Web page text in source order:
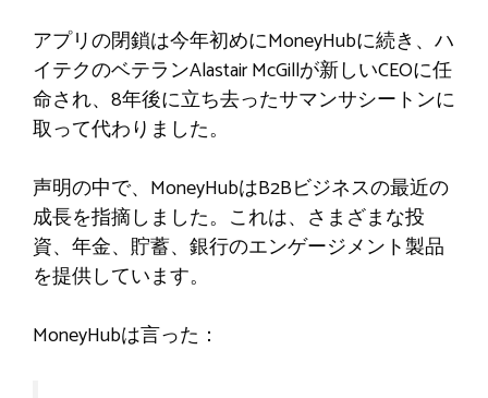
アプリの閉鎖は今年初めにMoneyHubに続き、ハ
イテクのベテランAlastair McGillが新しいCEOに任
命され、8年後に立ち去ったサマンサシートンに
取って代わりました。
声明の中で、MoneyHubはB2Bビジネスの最近の
成長を指摘しました。これは、さまざまな投
資、年金、貯蓄、銀行のエンゲージメント製品
を提供しています。
MoneyHubは言った：